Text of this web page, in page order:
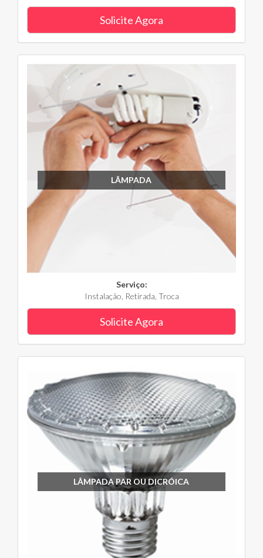
Solicite Agora
LÂMPADA
Serviço:
Instalação, Retirada, Troca
Solicite Agora
LÂMPADA PAR OU DICRÓICA